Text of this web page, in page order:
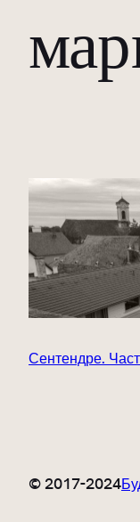
Сентендре.
© 2017-2024